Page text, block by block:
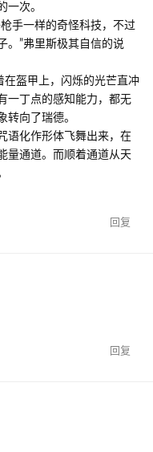
一次。
手一样的奇怪科技，不过
。”弗里斯极其自信的说
在盔甲上，闪烁的光芒直冲
一丁点的感知能力，都无
转向了瑞德。
语化作形体飞舞出来，在
量通道。而顺着通道从天
回复
回复